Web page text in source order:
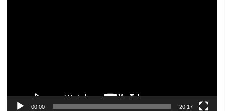
00:00 20:17